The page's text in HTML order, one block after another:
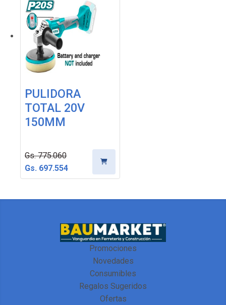
PULIDORA
TOTAL 20V
150MM
Gs. 775.060
Gs. 697.554
Promociones
Novedades
Consumibles
Regalos Sugeridos
Ofertas